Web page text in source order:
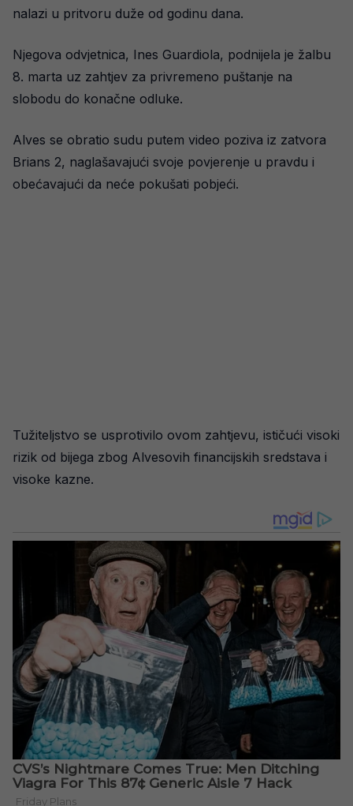
nalazi u pritvoru duže od godinu dana.
Njegova odvjetnica, Ines Guardiola, podnijela je žalbu
8. marta uz zahtjev za privremeno puštanje na
slobodu do konačne odluke.
Alves se obratio sudu putem video poziva iz zatvora
Brians 2, naglašavajući svoje povjerenje u pravdu i
obećavajući da neće pokušati pobjeći.
Tužiteljstvo se usprotivilo ovom zahtjevu, ističući visoki
rizik od bijega zbog Alvesovih financijskih sredstava i
visoke kazne.